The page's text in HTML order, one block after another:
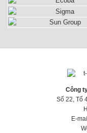
Công
Số 22, Tổ
E-